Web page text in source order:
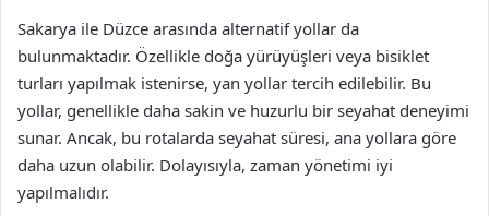
Sakarya ile Düzce arasında alternatif yollar da
bulunmaktadır. Özellikle doğa yürüyüşleri veya bisiklet
turları yapılmak istenirse, yan yollar tercih edilebilir. Bu
yollar, genellikle daha sakin ve huzurlu bir seyahat deneyimi
sunar. Ancak, bu rotalarda seyahat süresi, ana yollara göre
daha uzun olabilir. Dolayısıyla, zaman yönetimi iyi
yapılmalıdır.